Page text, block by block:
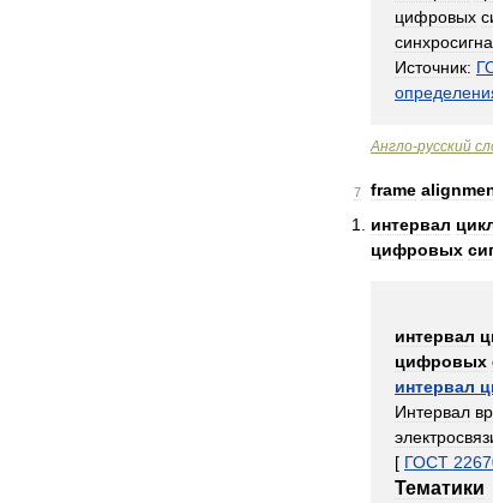
цифровых
Источник:
Англо-русский
7 frame
интервал
цифровых
интервал
цифровых
интервал
Интервал
[ ГОСТ
Тематики